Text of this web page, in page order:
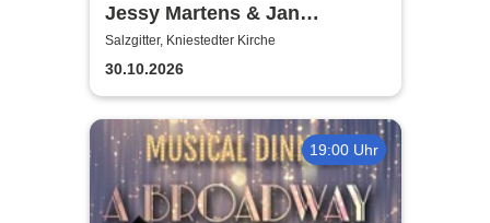
Jessy Martens & Jan
Fischer's Blues Support
Salzgitter, Kniestedter Kirche
30.10.2026
19:00 Uhr